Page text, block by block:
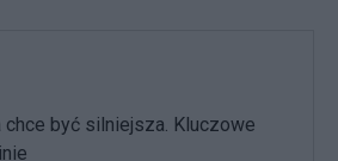
chce być silniejsza. Kluczowe